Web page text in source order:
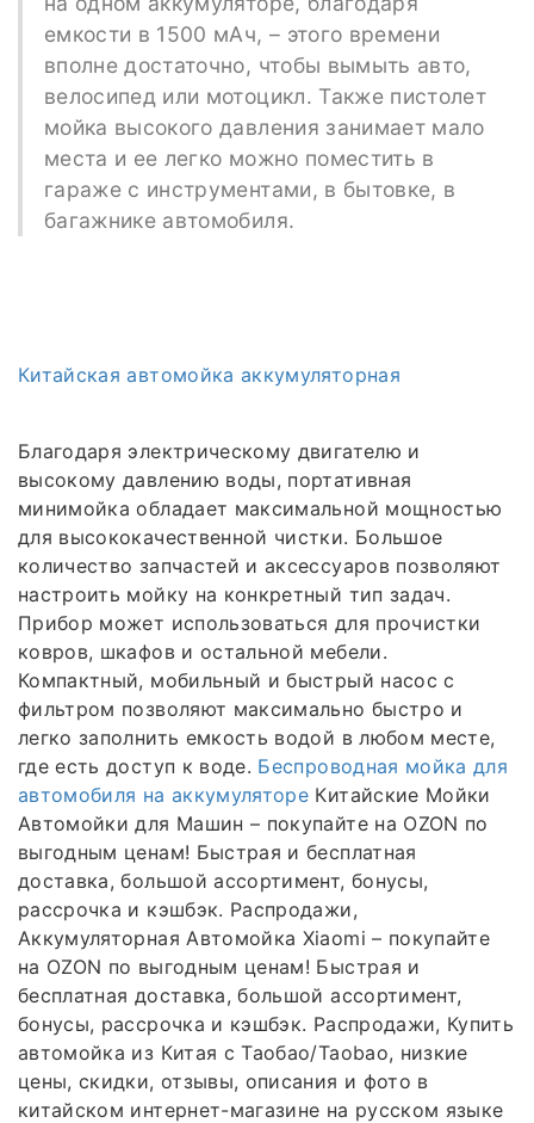
емкости в 1500 мАч, – этого времени
вполне достаточно, чтобы вымыть авто,
велосипед или мотоцикл. Также пистолет
мойка высокого давления занимает мало
места и ее легко можно поместить в
гараже с инструментами, в бытовке, в
багажнике автомобиля.
Китайская автомойка аккумуляторная
Благодаря электрическому двигателю и
высокому давлению воды, портативная
минимойка обладает максимальной мощностью
для высококачественной чистки. Большое
количество запчастей и аксессуаров позволяют
настроить мойку на конкретный тип задач.
Прибор может использоваться для прочистки
ковров, шкафов и остальной мебели.
Компактный, мобильный и быстрый насос с
фильтром позволяют максимально быстро и
легко заполнить емкость водой в любом месте,
где есть доступ к воде. Беспроводная мойка для
автомобиля на аккумуляторе Китайские Мойки
Автомойки для Машин – покупайте на OZON по
выгодным ценам! Быстрая и бесплатная
доставка, большой ассортимент, бонусы,
рассрочка и кэшбэк. Распродажи,
Аккумуляторная Автомойка Xiaomi – покупайте
на OZON по выгодным ценам! Быстрая и
бесплатная доставка, большой ассортимент,
бонусы, рассрочка и кэшбэк. Распродажи, Купить
автомойка из Китая с Таобао/Taobao, низкие
цены, скидки, отзывы, описания и фото в
китайском интернет-магазине на русском языке